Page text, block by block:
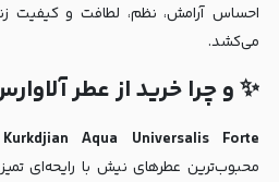
احساس آرامش، نظم، لطافت و کیفیت
می‌کشد.
✨ و چرا خرید از عطر
Aqua Universalis Forte
محبوب‌ترین عطرهای نیش با رایحه‌ای